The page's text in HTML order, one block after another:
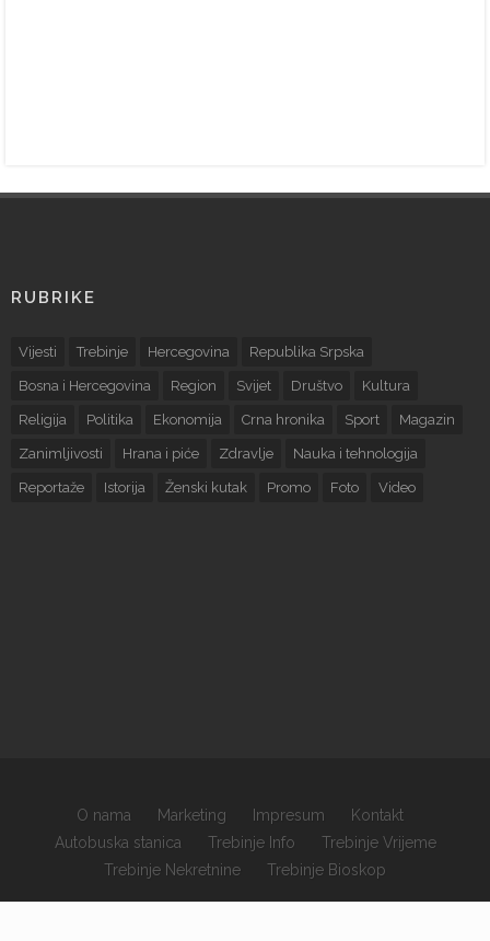
×
RUBRIKE
Vijesti Trebinje Hercegovina Republika Srpska
Bosna i Hercegovina Region Svijet Društvo Kultura
Religija Politika Ekonomija Crna hronika Sport Magazin
Zanimljivosti Hrana i piće Zdravlje Nauka i tehnologija
Reportaže Istorija Ženski kutak Promo Foto Video
O nama Marketing Impresum
Kontakt
Autobuska stanica
Trebinje Info
Trebinje Vrijeme
Trebinje Nekretnine
Trebinje Bioskop